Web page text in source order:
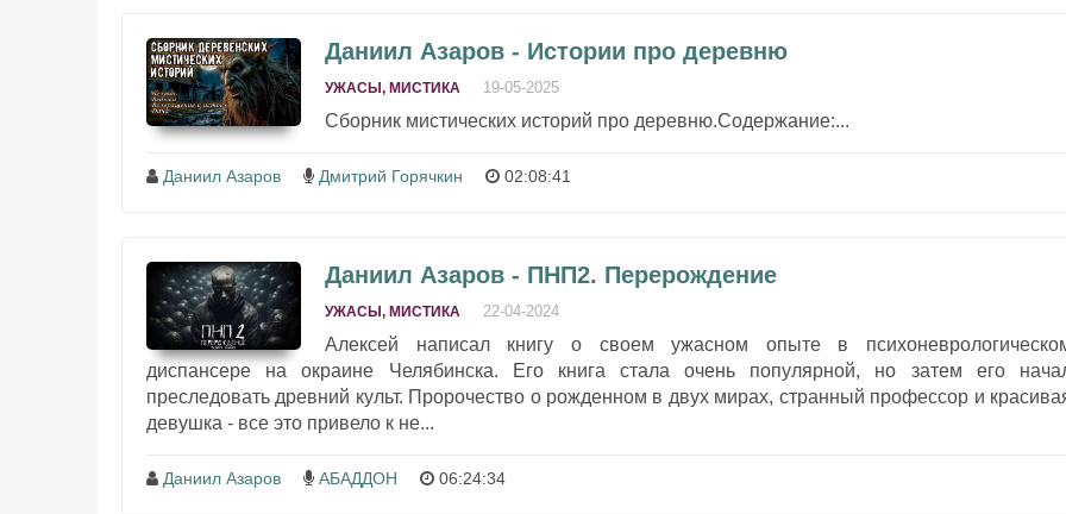
Даниил Азаров - Истории про деревню
УЖАСЫ, МИСТИКА 19-05-2025
Сборник мистических историй про деревню.Содержание:...
Даниил Азаров Дмитрий Горячкин 02:08:41
Даниил Азаров - ПНП2. Перерождение
УЖАСЫ, МИСТИКА 22-04-2024
Алексей написал книгу о своем ужасном опыте в
диспансере на окраине Челябинска. Его книга стала очень популярной, но затем его
преследовать древний культ. Пророчество о рожденном в двух мирах, странный профессор и
девушка - все это привело к не...
Даниил Азаров АБАДДОН 06:24:34